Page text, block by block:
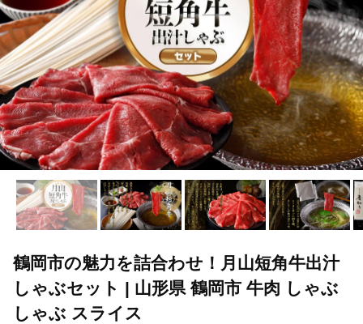
鶴岡市の魅力を詰合わせ！月山短角牛出汁
しゃぶセット | 山形県 鶴岡市 牛肉 しゃぶ
しゃぶ スライス